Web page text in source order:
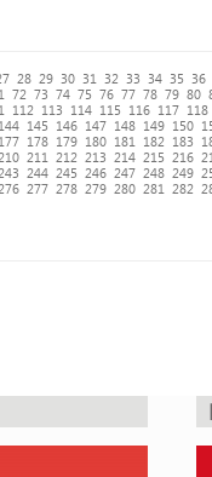
28 29 30 31 32 33 34 35 36
72 73 74 75 76 77 78 79 80
112 113 114 115 116 117 118
144 145 146 147 148 149 150
177 178 179 180 181 182 183
210 211 212 213 214 215 216
243 244 245 246 247 248 249
276 277 278 279 280 281 282